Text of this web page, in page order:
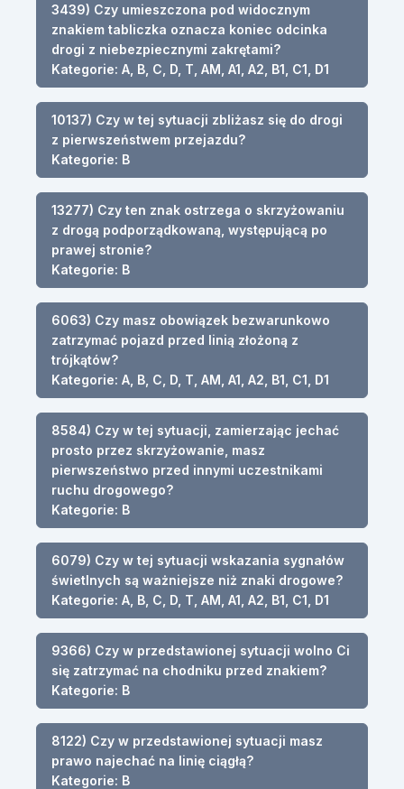
3439) Czy umieszczona pod widocznym
znakiem tabliczka oznacza koniec odcinka
drogi z niebezpiecznymi zakrętami?
Kategorie: A, B, C, D, T, AM, A1, A2, B1, C1, D1
10137) Czy w tej sytuacji zbliżasz się do drogi
z pierwszeństwem przejazdu?
Kategorie: B
13277) Czy ten znak ostrzega o skrzyżowaniu
z drogą podporządkowaną, występującą po
prawej stronie?
Kategorie: B
6063) Czy masz obowiązek bezwarunkowo
zatrzymać pojazd przed linią złożoną z
trójkątów?
Kategorie: A, B, C, D, T, AM, A1, A2, B1, C1, D1
8584) Czy w tej sytuacji, zamierzając jechać
prosto przez skrzyżowanie, masz
pierwszeństwo przed innymi uczestnikami
ruchu drogowego?
Kategorie: B
6079) Czy w tej sytuacji wskazania sygnałów
świetlnych są ważniejsze niż znaki drogowe?
Kategorie: A, B, C, D, T, AM, A1, A2, B1, C1, D1
9366) Czy w przedstawionej sytuacji wolno Ci
się zatrzymać na chodniku przed znakiem?
Kategorie: B
8122) Czy w przedstawionej sytuacji masz
prawo najechać na linię ciągłą?
Kategorie: B